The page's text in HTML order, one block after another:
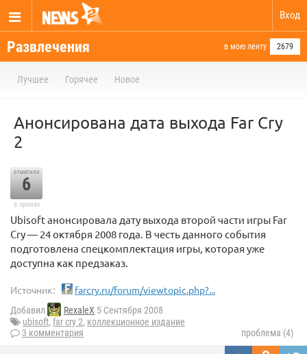
Вход
Развлечения в мою ленту 2679
Лучшее Горячее Новое
Анонсирована дата выхода Far Cry
2
отметили
6
в архиве
Ubisoft анонсировала дату выхода второй части игры Far
Cry — 24 октября 2008 года. В честь данного события
подготовлена спецкомплектация игры, которая уже
доступна как предзаказ.
Источник: farcry.ru/forum/viewtopic.php?...
Добавил RexaleX 5 Сентября 2008
ubisoft, far cry 2, коллекционное издание
3 комментария
проблема (4)